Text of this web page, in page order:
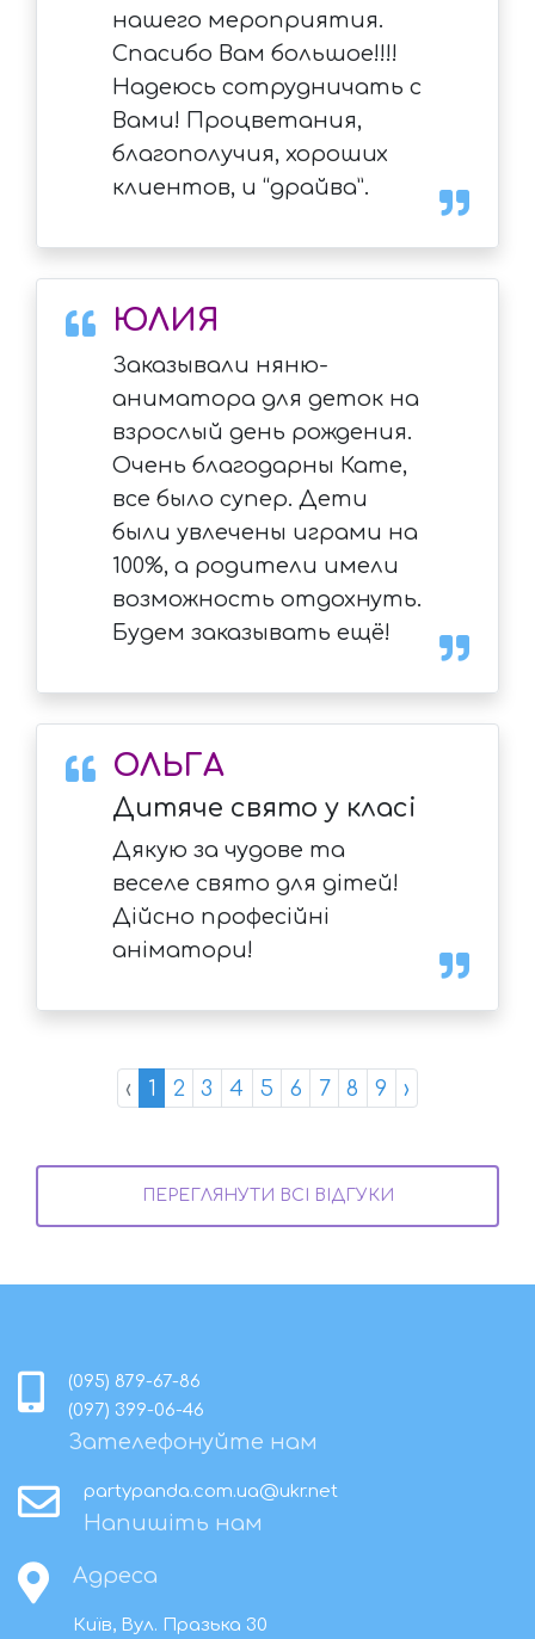
нашего мероприятия.
Спасибо Вам большое!!!!
Надеюсь сотрудничать с
Вами! Процветания,
благополучия, хороших
клиентов, и “драйва”.
ЮЛИЯ
Заказывали няню-
аниматора для деток на
взрослый день рождения.
Очень благодарны Кате,
все было супер. Дети
были увлечены играми на
100%, а родители имели
возможность отдохнуть.
Будем заказывать ещё!
ОЛЬГА
Дитяче свято у класі
Дякую за чудове та
веселе свято для дітей!
Дійсно професійні
аніматори!
‹ 1 2 3 4 5 6 7 8 9 ›
ПЕРЕГЛЯНУТИ ВСІ ВІДГУКИ
(095) 879-67-86
(097) 399-06-46
Зателефонуйте нам
partypanda.com.ua@ukr.net
Напишіть нам
Адреса
Київ, Вул. Празька 30